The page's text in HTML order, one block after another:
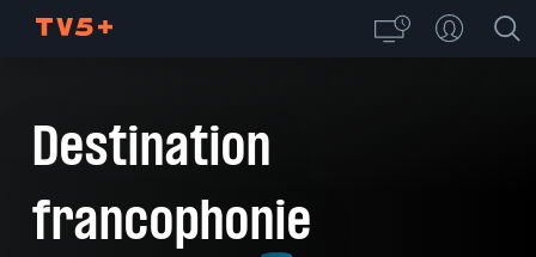
Destination
francophonie